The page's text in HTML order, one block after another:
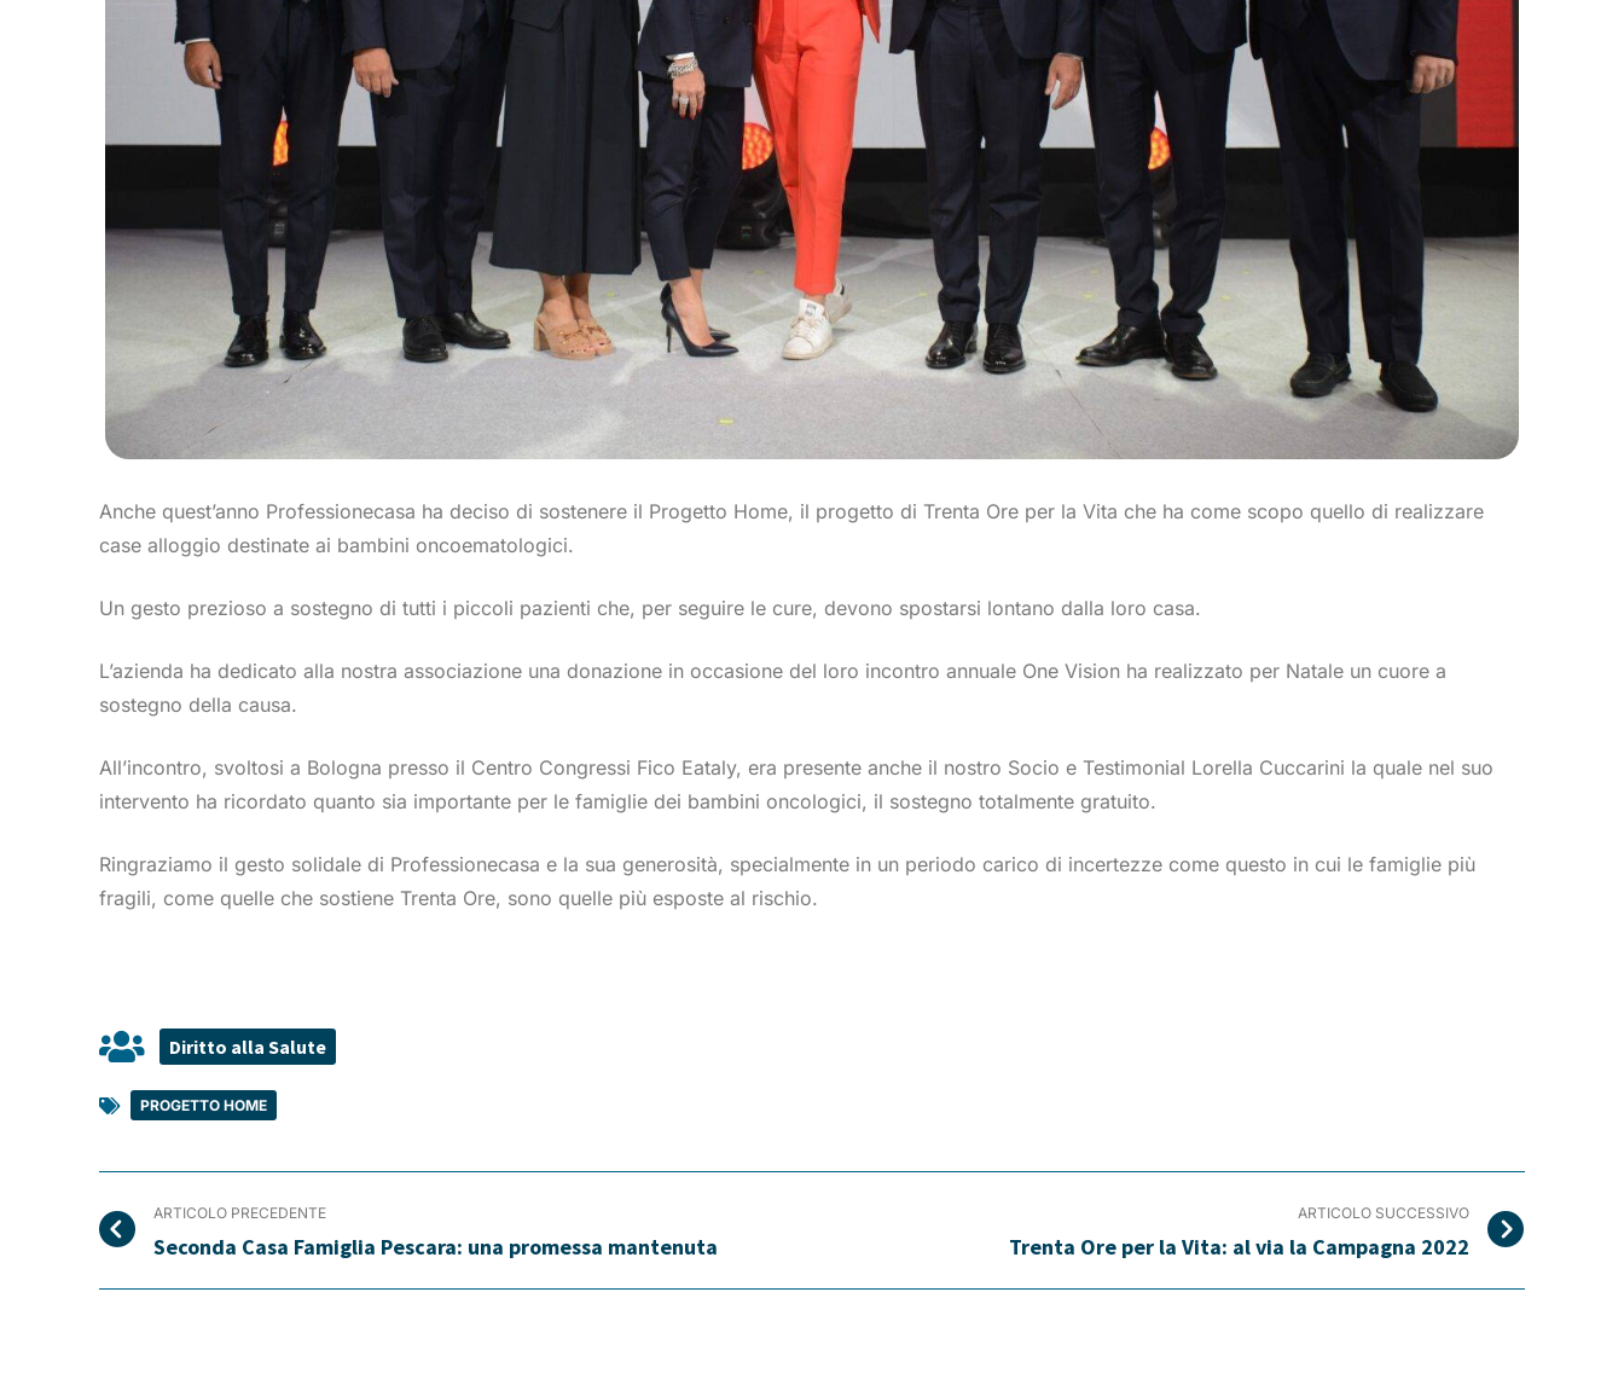
Anche quest’anno Professionecasa ha deciso di sostenere il Progetto Home, il progetto di Trenta Ore per la Vita che ha come scopo quello di realizzare
case alloggio destinate ai bambini oncoematologici.
Un gesto prezioso a sostegno di tutti i piccoli pazienti che, per seguire le cure, devono spostarsi lontano dalla loro casa.
L’azienda ha dedicato alla nostra associazione una donazione in occasione del loro incontro annuale One Vision ha realizzato per Natale un cuore a
sostegno della causa.
All’incontro, svoltosi a Bologna presso il Centro Congressi Fico Eataly, era presente anche il nostro Socio e Testimonial Lorella Cuccarini la quale nel suo
intervento ha ricordato quanto sia importante per le famiglie dei bambini oncologici, il sostegno totalmente gratuito.
Ringraziamo il gesto solidale di Professionecasa e la sua generosità, specialmente in un periodo carico di incertezze come questo in cui le famiglie più
fragili, come quelle che sostiene Trenta Ore, sono quelle più esposte al rischio.
Diritto alla Salute
PROGETTO HOME
ARTICOLO PRECEDENTE
Seconda Casa Famiglia Pescara: una promessa mantenuta
ARTICOLO SUCCESSIVO
Trenta Ore per la Vita: al via la Campagna 2022